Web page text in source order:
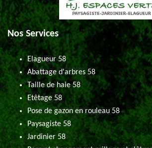
Nos Services
Elagueur 58
Abattage d'arbres 58
Taille de haie 58
Etêtage 58
Pose de gazon en rouleau 58
Paysagiste 58
Jardinier 58